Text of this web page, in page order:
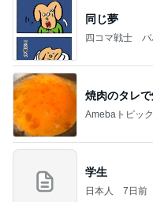
同じ夢
四コマ戦士 パ
焼肉のタレ
Amebaトピッ
学生
日本人 7日前